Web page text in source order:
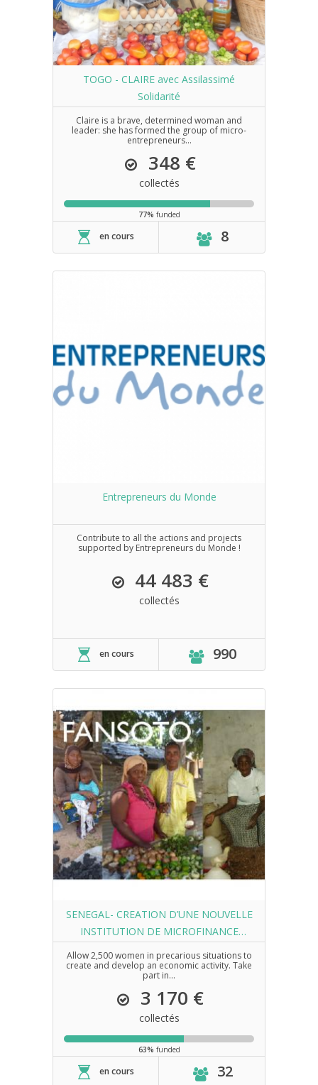
TOGO - CLAIRE avec Assilassimé
Solidarité
Claire is a brave, determined woman and
leader: she has formed the group of micro-
entrepreneurs...
348 €
collectés
77% funded
en cours 8
Entrepreneurs du Monde
Contribute to all the actions and projects
supported by Entrepreneurs du Monde !
44 483 €
collectés
en cours 990
SENEGAL- CREATION D’UNE NOUVELLE
INSTITUTION DE MICROFINANCE
Allow 2,500 women in precarious situations to
create and develop an economic activity. Take
part in...
3 170 €
collectés
63% funded
en cours 32